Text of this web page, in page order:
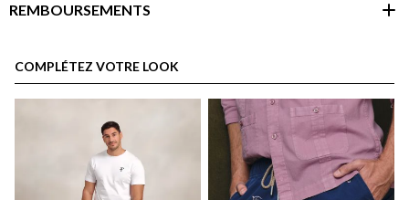
REMBOURSEMENTS
COMPLÉTEZ VOTRE LOOK